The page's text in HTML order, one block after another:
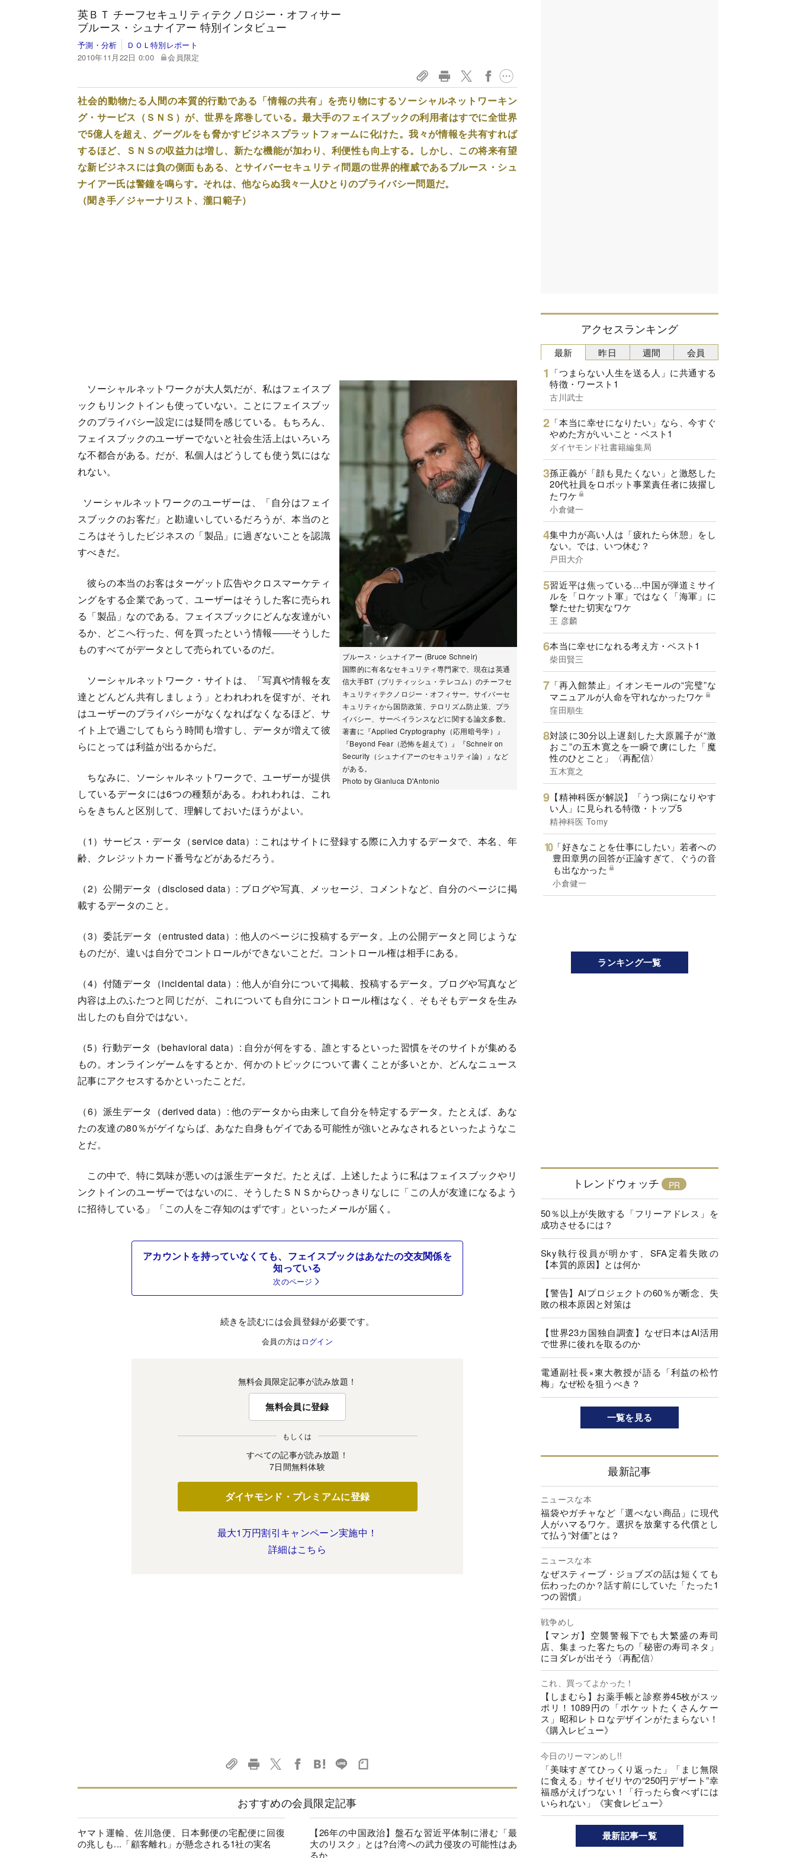
英ＢＴ チーフセキュリティテクノロジー・オフィサー
ブルース・シュナイアー 特別インタビュー
予測・分析
ＤＯＬ特別レポート
2010年11月22日 0:00
会員限定
社会的動物たる人間の本質的行動である「情報の共有」を売り物にするソーシャルネットワーキン
グ・サービス（ＳＮＳ）が、世界を席巻している。最大手のフェイスブックの利用者はすでに全世界
で5億人を超え、グーグルをも脅かすビジネスプラットフォームに化けた。我々が情報を共有すれば
するほど、ＳＮＳの収益力は増し、新たな機能が加わり、利便性も向上する。しかし、この将来有望
な新ビジネスには負の側面もある、とサイバーセキュリティ問題の世界的権威であるブルース・シュ
ナイアー氏は警鐘を鳴らす。それは、他ならぬ我々一人ひとりのプライバシー問題だ。
（聞き手／ジャーナリスト、瀧口範子）
ブルース・シュナイアー (Bruce Schneir)
国際的に有名なセキュリティ専門家で、現在は英通
信大手BT（ブリティッシュ・テレコム）のチーフセ
キュリティテクノロジー・オフィサー。サイバーセ
キュリティから国防政策、テロリズム防止策、プラ
イバシー、サーベイランスなどに関する論文多数。
著書に『Applied Cryptography（応用暗号学）』
『Beyond Fear（恐怖を超えて）』『Schneir on
Security（シュナイアーのセキュリティ論）』など
がある。
Photo by Gianluca D'Antonio
ソーシャルネットワークが大人気だが、私はフェイスブ
ックもリンクトインも使っていない。ことにフェイスブッ
クのプライバシー設定には疑問を感じている。もちろん、
フェイスブックのユーザーでないと社会生活上はいろいろ
な不都合がある。だが、私個人はどうしても使う気にはな
れない。
ソーシャルネットワークのユーザーは、「自分はフェイ
スブックのお客だ」と勘違いしているだろうが、本当のと
ころはそうしたビジネスの「製品」に過ぎないことを認識
すべきだ。
彼らの本当のお客はターゲット広告やクロスマーケティ
ングをする企業であって、ユーザーはそうした客に売られ
る「製品」なのである。フェイスブックにどんな友達がい
るか、どこへ行った、何を買ったという情報――そうした
ものすべてがデータとして売られているのだ。
ソーシャルネットワーク・サイトは、「写真や情報を友
達とどんどん共有しましょう」とわれわれを促すが、それ
はユーザーのプライバシーがなくなればなくなるほど、サ
イト上で過ごしてもらう時間も増すし、データが増えて彼
らにとっては利益が出るからだ。
ちなみに、ソーシャルネットワークで、ユーザーが提供
しているデータには6つの種類がある。われわれは、これ
らをきちんと区別して、理解しておいたほうがよい。
（1）サービス・データ（service data）: これはサイトに登録する際に入力するデータで、本名、年
齢、クレジットカード番号などがあるだろう。
（2）公開データ（disclosed data）: ブログや写真、メッセージ、コメントなど、自分のページに掲
載するデータのこと。
（3）委託データ（entrusted data）: 他人のページに投稿するデータ。上の公開データと同じような
ものだが、違いは自分でコントロールができないことだ。コントロール権は相手にある。
（4）付随データ（incidental data）: 他人が自分について掲載、投稿するデータ。ブログや写真など
内容は上のふたつと同じだが、これについても自分にコントロール権はなく、そもそもデータを生み
出したのも自分ではない。
（5）行動データ（behavioral data）: 自分が何をする、誰とするといった習慣をそのサイトが集める
もの。オンラインゲームをするとか、何かのトピックについて書くことが多いとか、どんなニュース
記事にアクセスするかといったことだ。
（6）派生データ（derived data）: 他のデータから由来して自分を特定するデータ。たとえば、あな
たの友達の80％がゲイならば、あなた自身もゲイである可能性が強いとみなされるといったようなこ
とだ。
この中で、特に気味が悪いのは派生データだ。たとえば、上述したように私はフェイスブックやリ
ンクトインのユーザーではないのに、そうしたＳＮＳからひっきりなしに「この人が友達になるよう
に招待している」「この人をご存知のはずです」といったメールが届く。
アカウントを持っていなくても、フェイスブックはあなたの交友関係を
知っている
次のページ
続きを読むには会員登録が必要です。
会員の方は ログイン
無料会員限定記事が読み放題！
無料会員に登録
もしくは
すべての記事が読み放題！
7日間無料体験
ダイヤモンド・プレミアムに登録
最大1万円割引キャンペーン実施中！
詳細はこちら
おすすめの会員限定記事
ヤマト運輸、佐川急便、日本郵便の宅配便に回復
の兆しも...「顧客離れ」が懸念される1社の実名
【26年の中国政治】盤石な習近平体制に潜む「最
大のリスク」とは?台湾への武力侵攻の可能性はあ
るか
アクセスランキング
最新
「つまらない人生を送る人」に共通する
特徴・ワースト1
古川武士
「本当に幸せになりたい」なら、今すぐ
やめた方がいいこと・ベスト1
ダイヤモンド社書籍編集局
孫正義が「顔も見たくない」と激怒した
20代社員をロボット事業責任者に抜擢し
たワケ
小倉健一
集中力が高い人は「疲れたら休憩」をし
ない。では、いつ休む？
戸田大介
習近平は焦っている…中国が弾道ミサイ
ルを「ロケット軍」ではなく「海軍」に
撃たせた切実なワケ
王 彦麟
本当に幸せになれる考え方・ベスト1
柴田賢三
「再入館禁止」イオンモールの“完璧”な
マニュアルが人命を守れなかったワケ
窪田順生
対談に30分以上遅刻した大原麗子が“激
おこ”の五木寛之を一瞬で虜にした「魔
性のひとこと」〈再配信〉
五木寛之
【精神科医が解説】「うつ病になりやす
い人」に見られる特徴・トップ5
精神科医 Tomy
「好きなことを仕事にしたい」若者への
豊田章男の回答が正論すぎて、ぐうの音
も出なかった
小倉健一
昨日 週間 会員
ランキング一覧
トレンドウォッチ
50％以上が失敗する「フリーアドレス」を
成功させるには？
Sky執行役員が明かす、SFA定着失敗の
【本質的原因】とは何か
【警告】AIプロジェクトの60％が断念、失
敗の根本原因と対策は
【世界23カ国独自調査】なぜ日本はAI活用
で世界に後れを取るのか
電通副社長×東大教授が語る「利益の松竹
梅」なぜ松を狙うべき？
一覧を見る
最新記事
ニュースな本
福袋やガチャなど「選べない商品」に現代
人がハマるワケ。選択を放棄する代償とし
て払う“対価”とは？
ニュースな本
なぜスティーブ・ジョブズの話は短くても
伝わったのか？話す前にしていた「たった1
つの習慣」
戦争めし
【マンガ】空襲警報下でも大繁盛の寿司
店、集まった客たちの「秘密の寿司ネタ」
にヨダレが出そう〈再配信〉
これ、買ってよかった！
【しまむら】お薬手帳と診察券45枚がスッ
ポリ！1089円の「ポケットたくさんケー
ス」昭和レトロなデザインがたまらない！
《購入レビュー》
今日のリーマンめし!!
「美味すぎてひっくり返った」「まじ無限
に食える」サイゼリヤの“250円デザート”幸
福感がえげつない！「行ったら食べずには
いられない」《実食レビュー》
最新記事一覧